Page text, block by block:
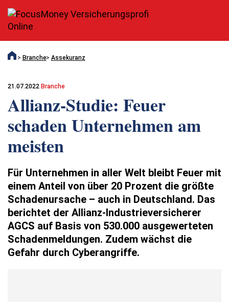
Branche Assekuranz
21.07.2022 Branche
Allianz-Studie: Feuer
schaden Unternehmen am
meisten
Für Unternehmen in aller Welt bleibt Feuer mit
einem Anteil von über 20 Prozent die größte
Schadenursache – auch in Deutschland. Das
berichtet der Allianz-Industrieversicherer
AGCS auf Basis von 530.000 ausgewerteten
Schadenmeldungen. Zudem wächst die
Gefahr durch Cyberangriffe.